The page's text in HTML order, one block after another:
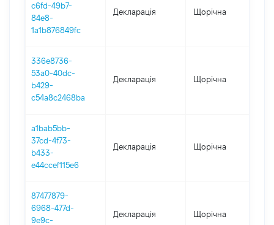
c6fd-49b7-
84e8-
1a1b876849fc
Декларація Щорічна
336e8736-
53a0-40dc-
b429-
c54a8c2468ba
Декларація Щорічна
a1bab5bb-
37cd-4f73-
b433-
e44ccef115e6
Декларація Щорічна
87477879-
6968-477d-
9e9c-
Декларація Щорічна